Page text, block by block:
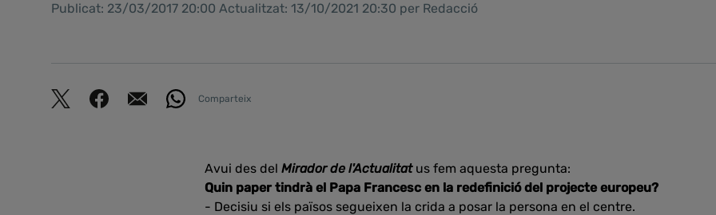
Publicat: 23/03/2017 20:00 Actualitzat: 13/10/2021 20:30 per Redacció
Comparteix
Avui des del Mirador de l'Actualitat us fem aquesta pregunta:
Quin paper tindrà el Papa Francesc en la redefinició del projecte europeu?
- Decisiu si els països segueixen la crida a posar la persona en el centre.